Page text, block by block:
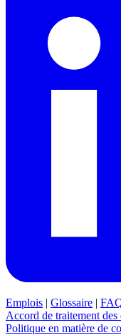
Emplois | Glossaire |
Accord de traitement des
Politique en matière de